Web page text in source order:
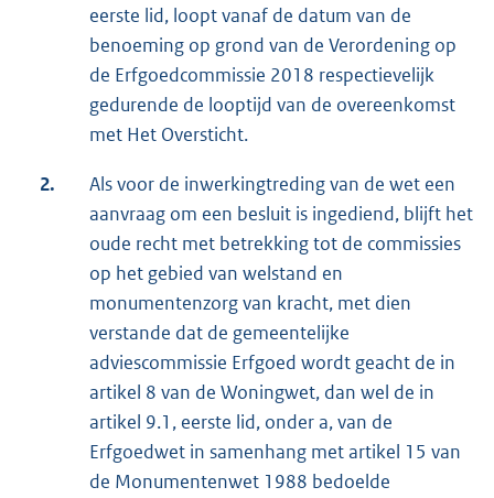
eerste lid, loopt vanaf de datum van de
benoeming op grond van de Verordening op
de Erfgoedcommissie 2018 respectievelijk
gedurende de looptijd van de overeenkomst
met Het Oversticht.
2.
Als voor de inwerkingtreding van de wet een
aanvraag om een besluit is ingediend, blijft het
oude recht met betrekking tot de commissies
op het gebied van welstand en
monumentenzorg van kracht, met dien
verstande dat de gemeentelijke
adviescommissie Erfgoed wordt geacht de in
artikel 8 van de Woningwet, dan wel de in
artikel 9.1, eerste lid, onder a, van de
Erfgoedwet in samenhang met artikel 15 van
de Monumentenwet 1988 bedoelde